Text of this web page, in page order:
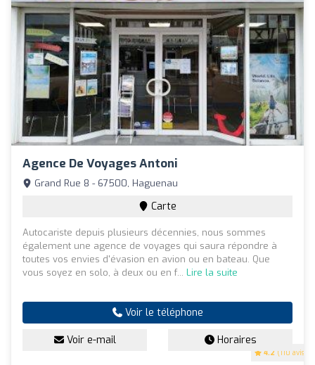
Agence De Voyages Antoni
4.2 (110 avis)
Grand Rue 8 - 67500, Haguenau
Carte
Autocariste depuis plusieurs décennies, nous sommes
également une agence de voyages qui saura répondre à
toutes vos envies d'évasion en avion ou en bateau. Que
vous soyez en solo, à deux ou en f... Lire la suite
Voir le téléphone
Voir e-mail Horaires